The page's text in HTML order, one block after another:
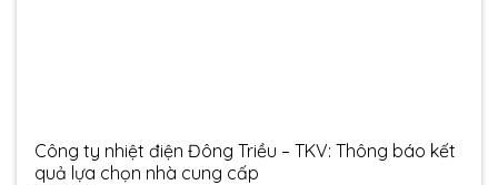
Công ty nhiệt điện Đông Triều – TKV: Thông báo kết
quả lựa chọn nhà cung cấp